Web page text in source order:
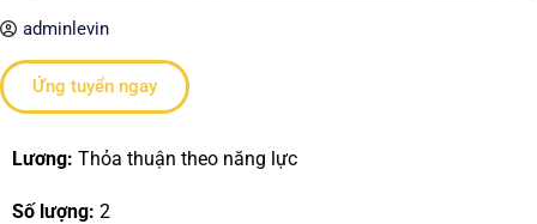
adminlevin
Ứng tuyển ngay
Lương: Thỏa thuận theo năng lực
Số lượng: 2